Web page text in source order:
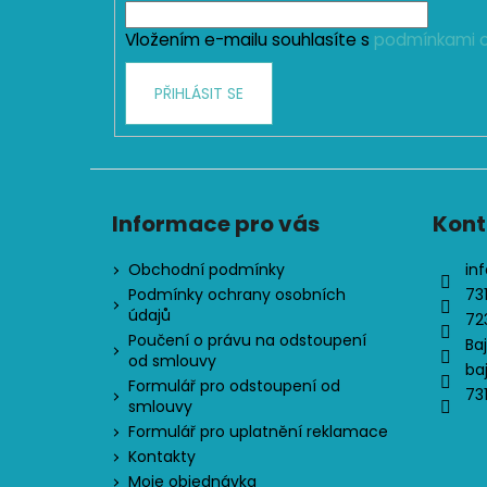
Vložením e-mailu souhlasíte s podmínkami
PŘIHLÁSIT SE
Informace pro vás
Obchodní podmínky
Podmínky ochrany osobních
údajů
Poučení o právu na odstoupení
od smlouvy
Formulář pro odstoupení od
smlouvy
Formulář pro uplatnění reklamace
Kontakty
Moje objednávka